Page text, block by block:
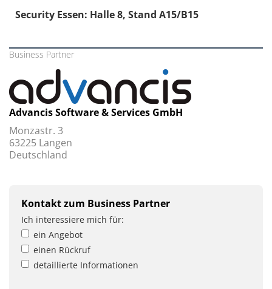
Security Essen: Halle 8, Stand A15/B15
Business Partner
Advancis Software & Services GmbH
Monzastr. 3
63225 Langen
Deutschland
Kontakt zum Business Partner
Ich interessiere mich für:
ein Angebot
einen Rückruf
detaillierte Informationen